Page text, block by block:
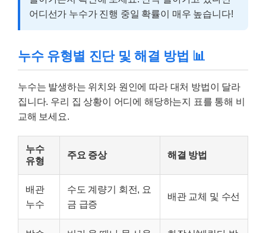
어디선가 누수가 진행 중일 확률이 매우 높습니다!
누수 유형별 진단 및 해결 방법 📊
누수는 발생하는 위치와 원인에 따라 대처 방법이 달라
집니다. 우리 집 상황이 어디에 해당하는지 표를 통해 비
교해 보세요.
누수
유형
주요 증상 해결 방법
배관
누수
수도 계량기 회전, 요
금 급증
배관 교체 및 수선